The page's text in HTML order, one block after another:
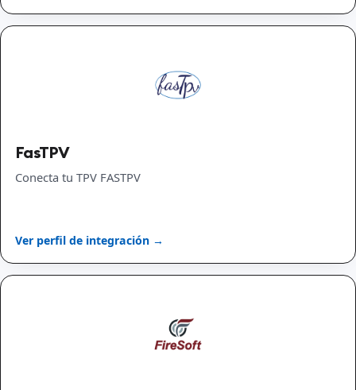
FasTPV
Conecta tu TPV FASTPV
Ver perfil de integración →